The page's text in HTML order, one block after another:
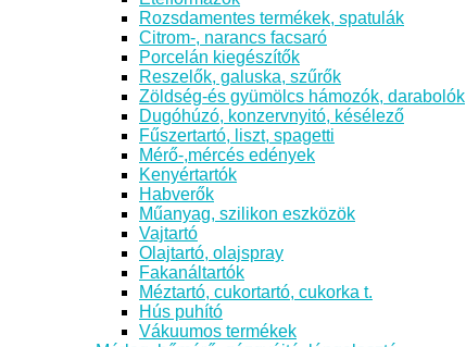
Rozsdamentes termékek, spatulák
Citrom-, narancs facsaró
Porcelán kiegészítők
Reszelők, galuska, szűrők
Zöldség-és gyümölcs hámozók, darabolók
Dugóhúzó, konzervnyitó, késélező
Fűszertartó, liszt, spagetti
Mérő-,mércés edények
Kenyértartók
Habverők
Műanyag, szilikon eszközök
Vajtartó
Olajtartó, olajspray
Fakanáltartók
Méztartó, cukortartó, cukorka t.
Hús puhító
Vákuumos termékek